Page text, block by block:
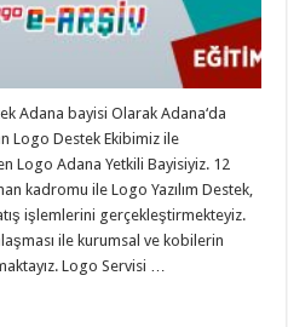
Adana bayisi Olarak Adana‘da
Logo Destek Ekibimiz ile
Logo Adana Yetkili Bayisiyiz. 12
kadromu ile Logo Yazılım Destek,
işlemlerini gerçekleştirmekteyiz.
ile kurumsal ve kobilerin
Logo Servisi …